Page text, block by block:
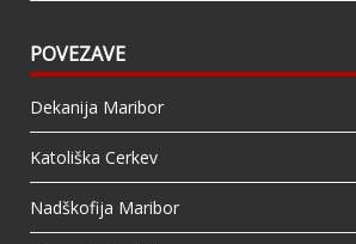
POVEZAVE
Dekanija Maribor
Katoliška Cerkev
Nadškofija Maribor